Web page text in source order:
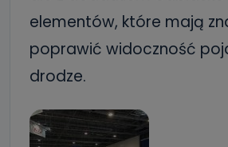
elementów, które mają
poprawić widoczność
drodze.